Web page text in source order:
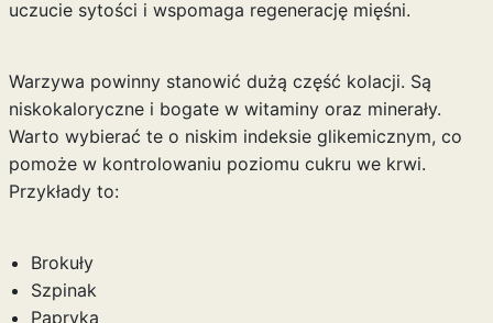
uczucie sytości i wspomaga regenerację mięśni.
Warzywa powinny stanowić dużą część kolacji. Są
niskokaloryczne i bogate w witaminy oraz minerały.
Warto wybierać te o niskim indeksie glikemicznym, co
pomoże w kontrolowaniu poziomu cukru we krwi.
Przykłady to:
Brokuły
Szpinak
Papryka